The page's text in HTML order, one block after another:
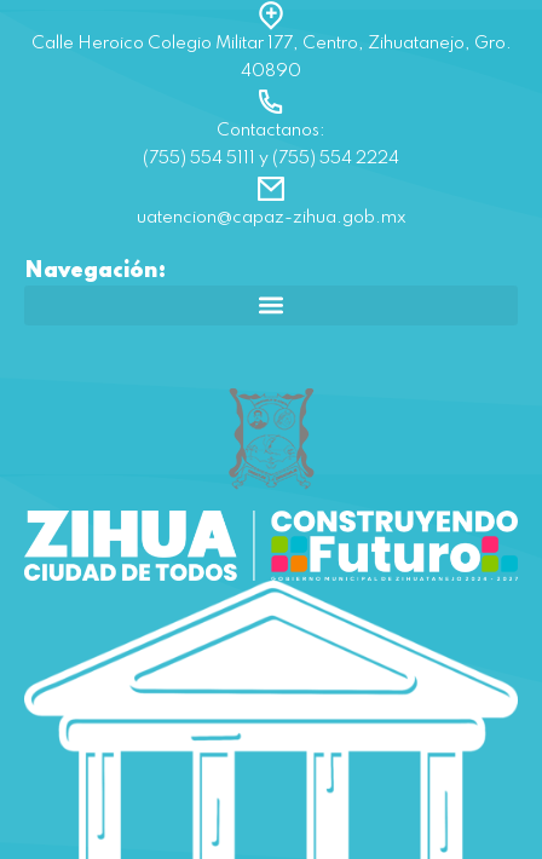
Calle Heroico Colegio Militar 177, Centro, Zihuatanejo, Gro.
40890
Contactanos:
(755) 554 5111 y (755) 554 2224
uatencion@capaz-zihua.gob.mx
Navegación: